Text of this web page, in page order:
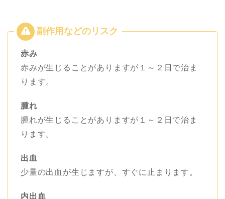
赤み
赤みが生じることがありますが１～２日で治ま
ります。
腫れ
腫れが生じることがありますが１～２日で治ま
ります。
出血
少量の出血が生じますが、すぐに止まります。
内出血